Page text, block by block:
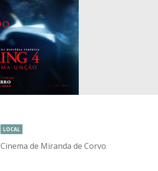
LOCAL
Cinema de Miranda de Corvo